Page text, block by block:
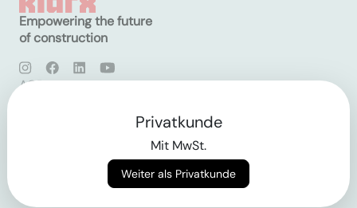
Empowering the future
of construction
AGB
Privatkunde
Mit MwSt.
Weiter als Privatkunde